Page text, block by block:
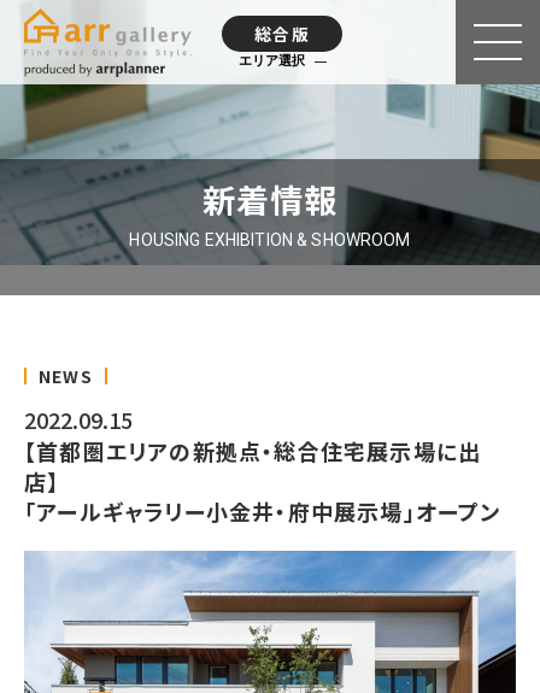
総合版
エリア選択
新着情報
HOUSING EXHIBITION & SHOWROOM
NEWS
2022.09.15
【首都圏エリアの新拠点・総合住宅展示場に出
店】
「アールギャラリー小金井・府中展示場」オープン